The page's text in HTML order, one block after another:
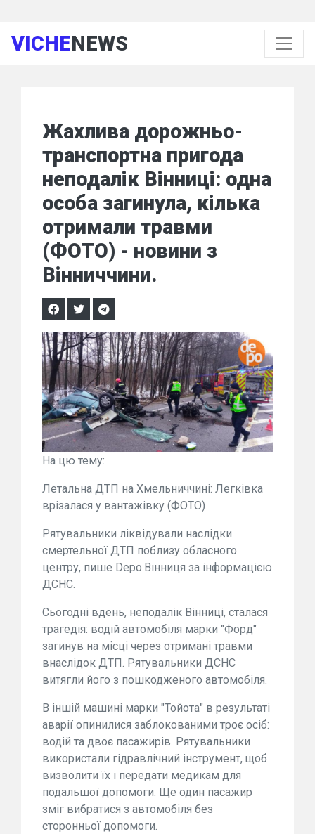
VICHENEWS
Жахлива дорожньо-
транспортна пригода
неподалік Вінниці: одна
особа загинула, кілька
отримали травми
(ФОТО) - новини з
Вінниччини.
На цю тему:
Летальна ДТП на Хмельниччині: Легківка
врізалася у вантажівку (ФОТО)
Рятувальники ліквідували наслідки
смертельної ДТП поблизу обласного
центру, пише Depo.Вінниця за інформацією
ДСНС.
Сьогодні вдень, неподалік Вінниці, сталася
трагедія: водій автомобіля марки "Форд"
загинув на місці через отримані травми
внаслідок ДТП. Рятувальники ДСНС
витягли його з пошкодженого автомобіля.
В іншій машині марки "Тойота" в результаті
аварії опинилися заблокованими троє осіб:
водій та двоє пасажирів. Рятувальники
використали гідравлічний інструмент, щоб
визволити їх і передати медикам для
подальшої допомоги. Ще один пасажир
зміг вибратися з автомобіля без
сторонньої допомоги.